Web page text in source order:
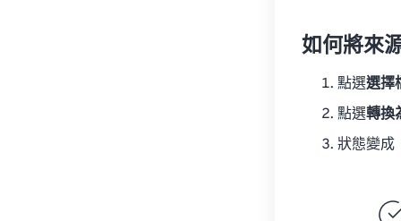
如何將來
點選選擇
點選轉換
狀態變成